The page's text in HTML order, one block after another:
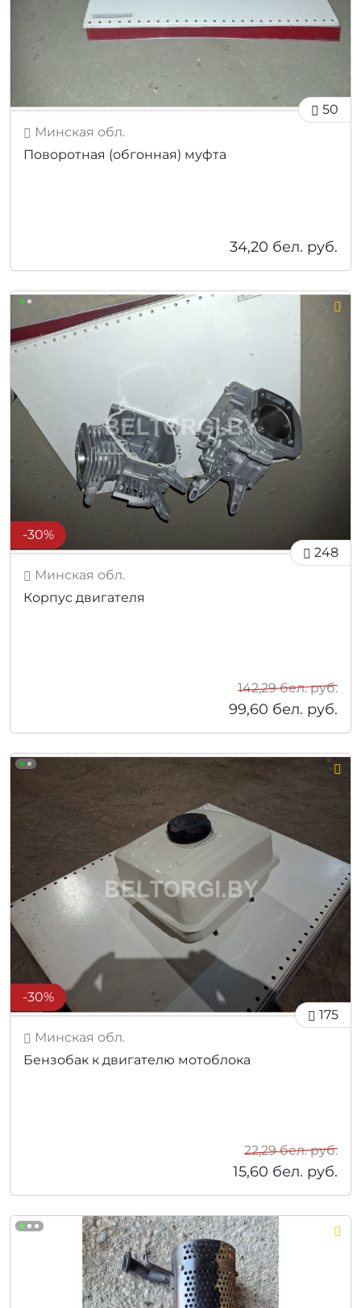
50
Минская обл.
Поворотная (обгонная) муфта
34,20 бел. руб.
-30%
248
Минская обл.
Корпус двигателя
142,29бел. руб.
99,60 бел. руб.
-30%
175
Минская обл.
Бензобак к двигателю мотоблока
22,29бел. руб.
15,60 бел. руб.